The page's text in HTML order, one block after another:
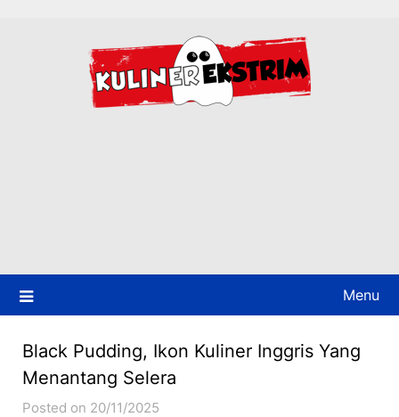
Menu
Black Pudding, Ikon Kuliner Inggris Yang
Menantang Selera
Posted on 20/11/2025